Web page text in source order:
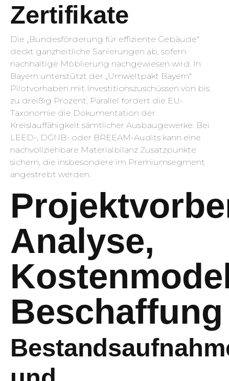
Zertifikate
Die „Bundesförderung für effiziente Gebäude“
deckt ganzheitliche Sanierungen ab, sofern
nachhaltige Möblierung nachgewiesen wird. In
Bayern unterstützt der „Umweltpakt Bayern“
Pilotvorhaben mit Investitionszuschüssen von bis
zu dreißig Prozent. Parallel fordert die EU-
Taxonomie die Dokumentation der
Kreislauffähigkeit sämtlicher Ausbaugewerke. Bei
LEED-, DGNB- oder BREEAM-Audits kann eine
nachvollziehbare Materialbilanz Zusatzpunkte
sichern, die insbesondere im Premiumsegment
angestrebt werden.
Analyse,
Beschaffung